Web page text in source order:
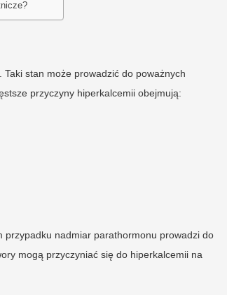
. Taki stan może prowadzić do poważnych
przyczyny hiperkalcemii obejmują:
przypadku nadmiar parathormonu prowadzi do
mogą przyczyniać się do hiperkalcemii na